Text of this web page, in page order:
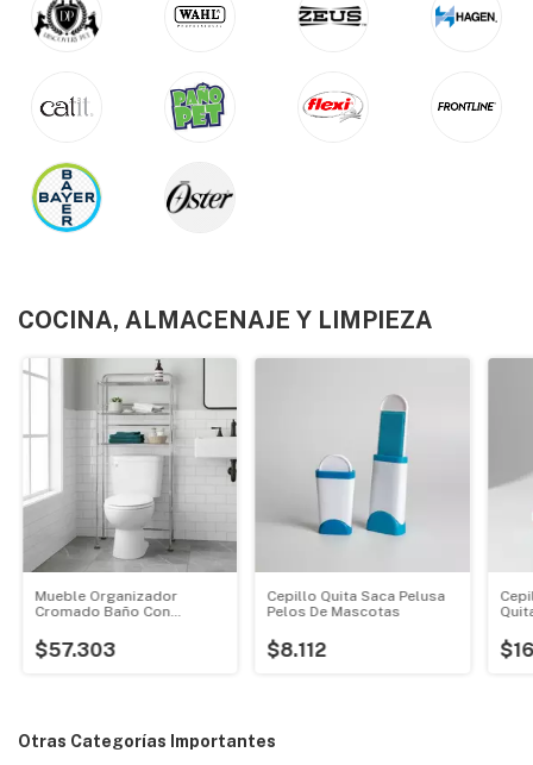
COCINA, ALMACENAJE Y LIMPIEZA
Mueble Organizador
Cromado Baño Con
$57.303
Cepillo Quita Saca Pelusa
Pelos De Mascotas
$8.112
Otras Categorías Importantes